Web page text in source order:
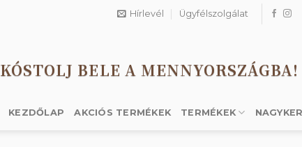
Hírlevél Ügyfélszolgálat
KÓSTOLJ BELE A MENNYORSZÁGBA!
KEZDŐLAP AKCIÓS TERMÉKEK TERMÉKEK